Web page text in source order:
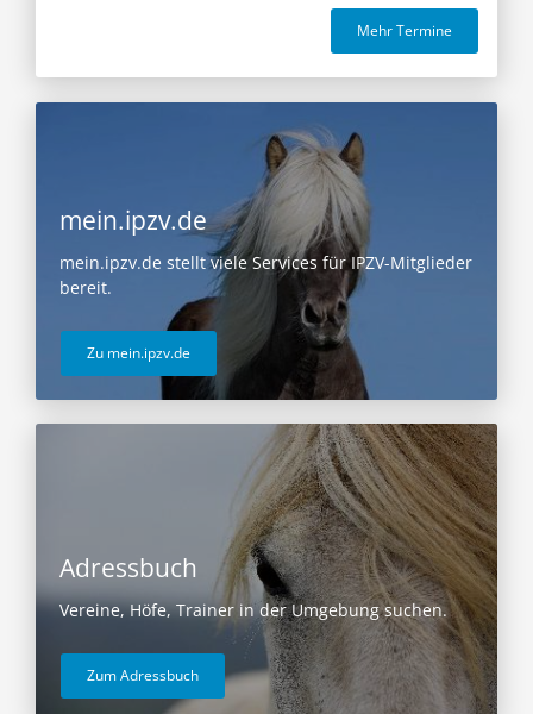
Mehr Termine
mein.ipzv.de
mein.ipzv.de stellt viele Services für IPZV-Mitglieder
bereit.
Zu mein.ipzv.de
Adressbuch
Vereine, Höfe, Trainer in der Umgebung suchen.
Zum Adressbuch